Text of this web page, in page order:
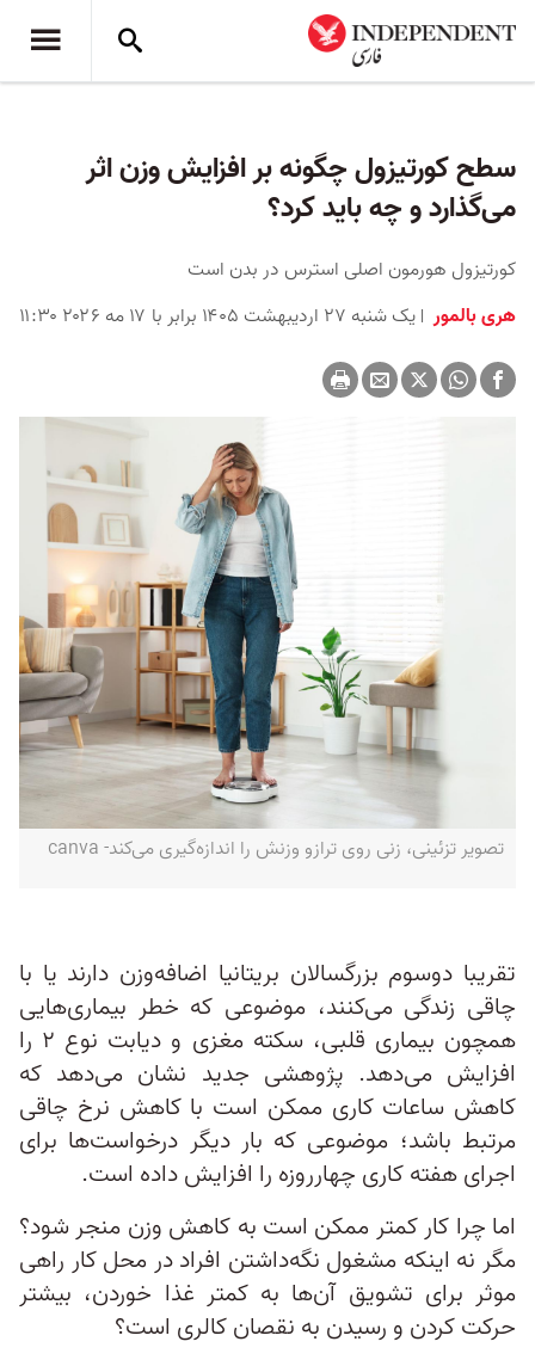
سطح کورتیزول چگونه بر افزایش وزن اثر
می‌گذارد و چه باید کرد؟
کورتیزول هورمون اصلی استرس در بدن است
هری بالمور یک شنبه ۲۷ اردیبهشت ۱۴۰۵ برابر با ۱۷ مه ۲۰۲۶ ۱۱:۳۰
تصویر تزئینی، زنی روی ترازو وزنش را اندازه‌گیری می‌کند- canva
تقریبا دوسوم بزرگسالان بریتانیا اضافه‌وزن دارند یا با
چاقی زندگی می‌کنند، موضوعی که خطر بیماری‌هایی
همچون بیماری قلبی، سکته مغزی و دیابت نوع ۲ را
افزایش می‌دهد. پژوهشی جدید نشان می‌دهد که
کاهش ساعات کاری ممکن است با کاهش نرخ چاقی
مرتبط باشد؛ موضوعی که بار دیگر درخواست‌ها برای
اجرای هفته کاری چهارروزه را افزایش داده است.
اما چرا کار کمتر ممکن است به کاهش وزن منجر شود؟
مگر نه اینکه مشغول نگه‌داشتن افراد در محل کار راهی
موثر برای تشویق آن‌ها به کمتر غذا خوردن، بیشتر
حرکت کردن و رسیدن به نقصان کالری است؟